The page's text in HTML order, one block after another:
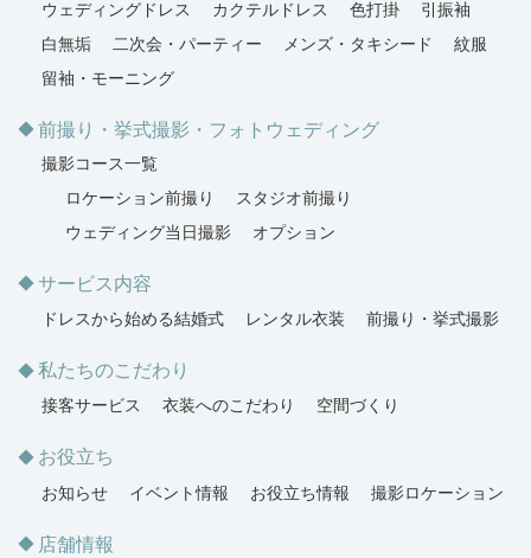
ウェディングドレス カクテルドレス 色打掛
引振袖
白無垢
二次会・パーティー メンズ・タキシード
紋服
留袖・モーニング
前撮り・挙式撮影・フォトウェディング
撮影コース一覧
ロケーション前撮り
スタジオ前撮り
ウェディング当日撮影
オプション
サービス内容
ドレスから始める結婚式 レンタル衣装 前撮り・挙式撮影
私たちのこだわり
接客サービス 衣装へのこだわり 空間づくり
お役立ち
お知らせ イベント情報 お役立ち情報 撮影ロケーション
店舗情報